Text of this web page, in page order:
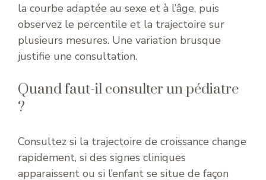
la courbe adaptée au sexe et à l’âge, puis
observez le percentile et la trajectoire sur
plusieurs mesures. Une variation brusque
justifie une consultation.
Quand faut-il consulter un pédiatre
?
Consultez si la trajectoire de croissance change
rapidement, si des signes cliniques
apparaissent ou si l’enfant se situe de façon